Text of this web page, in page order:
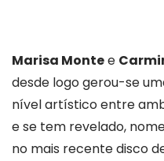
Marisa Montee
desde logo gerou-se
nível artístico entre
e se tem revelado,
no mais recente disco